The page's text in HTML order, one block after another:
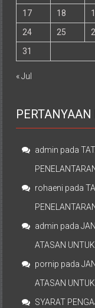
17
18
24
25
31
« Jul
admin pada
rohaeni pada
admin pada
ATASAN
pornip pada
ATASAN
SYARAT